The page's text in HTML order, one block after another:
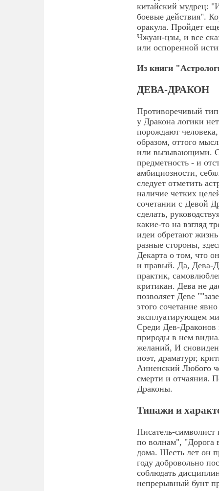
китайский мудрец:
боевые действия".
оракула. Пройдет
Чжуан-цзы, и все
или оспоренной
Из книги
ДЕВА-ДРАКОН
Противоречивый
у Дракона логики
порождают
образом, оттого
или вызывающими.
предметность - и
амбициозности,
следует отметить
наличие четких
сочетании с Девой
сделать,
какие-то на взгляд
идеи обретают
разные стороны,
Декарта о том, что
и правый. Да, Дева-
практик,
критикан. Дева не
позволяет Деве
этого сочетание
эксплуатирующем
Среди Дев-Драконов
природы в нем
желаний, И
поэт, драматург,
Анненский Любого
смерти и отчаяния.
Драконы.
Типажи и
Писатель-
по волнам", "Дорога
дома. Шесть лет он
году добровольно
соблюдать
непрерывный бунт